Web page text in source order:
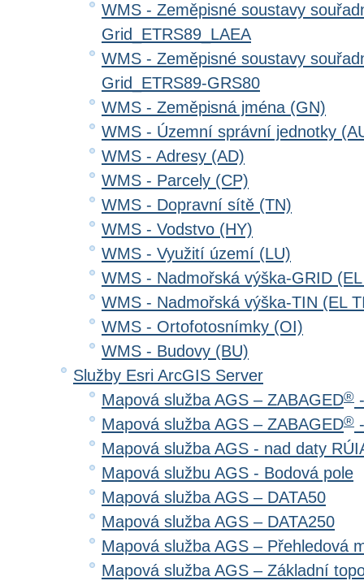
WMS - Zeměpisné soustavy
Grid_ETRS89_LAEA
WMS - Zeměpisné soustavy
Grid_ETRS89-GRS80
WMS - Zeměpisná jména (GN)
WMS - Územní správní jednotky
WMS - Adresy (AD)
WMS - Parcely (CP)
WMS - Dopravní sítě (TN)
WMS - Vodstvo (HY)
WMS - Využití území (LU)
WMS - Nadmořská výška-GRID
WMS - Nadmořská výška-TIN (EL
WMS - Ortofotosnímky (OI)
WMS - Budovy (BU)
Služby Esri ArcGIS Server
Mapová služba AGS – ZABAGED®
Mapová služba AGS – ZABAGED®
Mapová služba AGS - nad daty
Mapová službu AGS - Bodová pole
Mapová služba AGS – DATA50
Mapová služba AGS – DATA250
Mapová služba AGS – Přehledová
Mapová služba AGS – Základní